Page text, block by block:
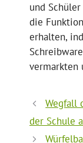
und
die
erhalten,
vermarkten
Wegfall
der Schule